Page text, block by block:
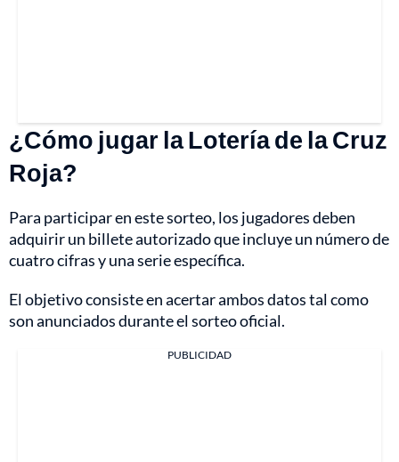
¿Cómo jugar la Lotería de la Cruz
Roja?
Para participar en este sorteo, los jugadores deben
adquirir un billete autorizado que incluye un número de
cuatro cifras y una serie específica.
El objetivo consiste en acertar ambos datos tal como
son anunciados durante el sorteo oficial.
PUBLICIDAD